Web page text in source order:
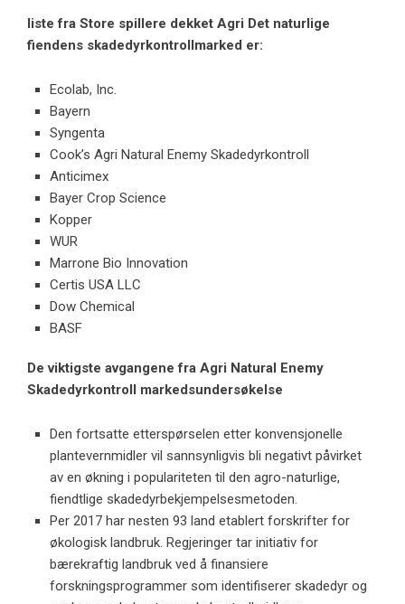
listefra Store spillere dekket Agri Det naturlige
fiendens skadedyrkontrollmarked er:
Ecolab, Inc.
Bayern
Syngenta
Cook’s Agri Natural Enemy Skadedyrkontroll
Anticimex
Bayer Crop Science
Kopper
WUR
Marrone Bio Innovation
Certis USA LLC
Dow Chemical
BASF
De viktigste avgangene fra Agri Natural Enemy
Skadedyrkontroll markedsundersøkelse
Den fortsatte etterspørselen etter konvensjonelle
plantevernmidler vil sannsynligvis bli negativt påvirket
av en økning i populariteten til den agro-naturlige,
fiendtlige skadedyrbekjempelsesmetoden.
Per 2017 har nesten 93 land etablert forskrifter for
økologisk landbruk. Regjeringer tar initiativ for
bærekraftig landbruk ved å finansiere
forskningsprogrammer som identifiserer skadedyr og